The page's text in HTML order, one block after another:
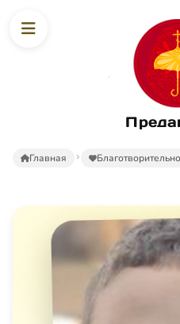
Главная